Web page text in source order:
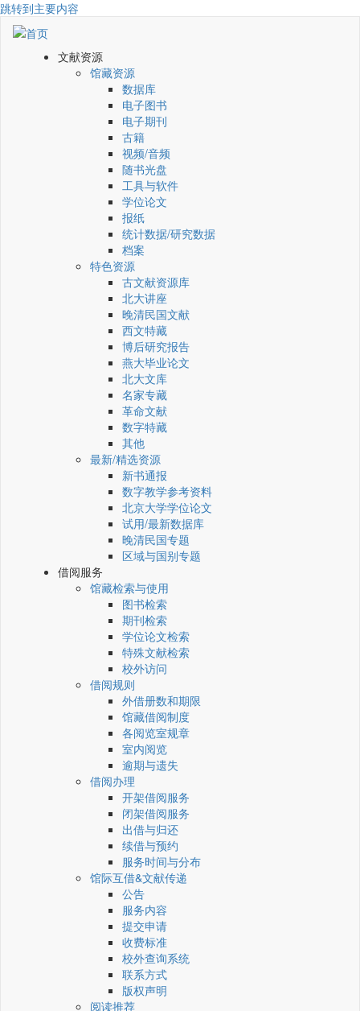
跳转到主要内容
文献资源
馆藏资源
数据库
电子图书
电子期刊
古籍
视频/音频
随书光盘
工具与软件
学位论文
报纸
统计数据/研究数据
档案
特色资源
古文献资源库
北大讲座
晚清民国文献
西文特藏
博后研究报告
燕大毕业论文
北大文库
名家专藏
革命文献
数字特藏
其他
最新/精选资源
新书通报
数字教学参考资料
北京大学学位论文
试用/最新数据库
晚清民国专题
区域与国别专题
借阅服务
馆藏检索与使用
图书检索
期刊检索
学位论文检索
特殊文献检索
校外访问
借阅规则
外借册数和期限
馆藏借阅制度
各阅览室规章
室内阅览
逾期与遗失
借阅办理
开架借阅服务
闭架借阅服务
出借与归还
续借与预约
服务时间与分布
馆际互借&文献传递
公告
服务内容
提交申请
收费标准
校外查询系统
联系方式
版权声明
阅读推荐